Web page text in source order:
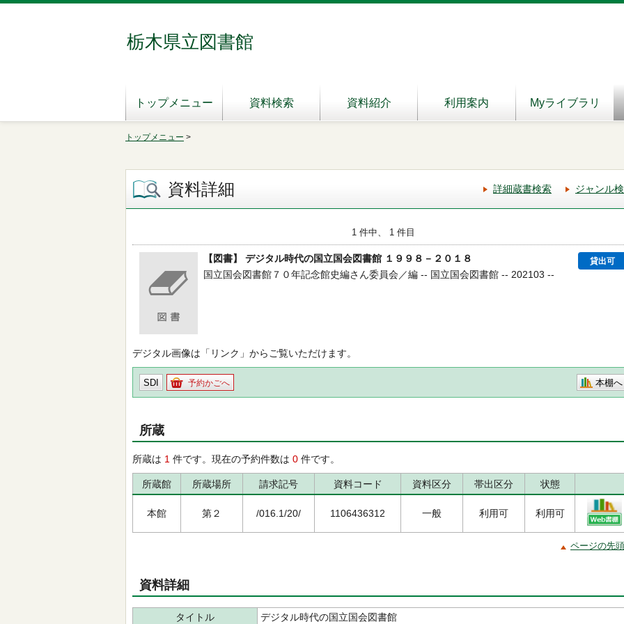
栃木県立図書館
トップメニュー 資料検索 資料紹介 利用案内 Myライブラリ
トップメニュー >
資料詳細 詳細蔵書検索 ジャンル
1 件中、 1 件目
【図書】 デジタル時代の国立国会図書館 １９９８－２０１８ 貸出可
国立国会図書館７０年記念館史編さん委員会／編 -- 国立国会図書館 -- 202103 --
デジタル画像は「リンク」からご覧いただけます。
SDI 予約かごへ 本棚へ
所蔵
所蔵は 1 件です。現在の予約件数は 0 件です。
所蔵館 所蔵場所 請求記号 資料コード 資料区分 帯出区分 状態
本館 第２ /016.1/20/ 1106436312 一般 利用可 利用可
ページの先
資料詳細
タイトル デジタル時代の国立国会図書館